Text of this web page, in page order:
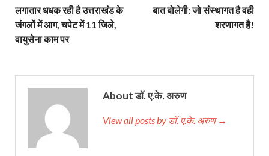
लगातार धधक रही है उत्तराखंड के
जंगलों में आग, चपेट में 11 जिले,
वायुसेना काम पर
बात बोलेगी: जो संस्थागत है वही
शरणागत है!
About डॉ. ए.के. अरुण
View all posts by डॉ. ए.के. अरुण →